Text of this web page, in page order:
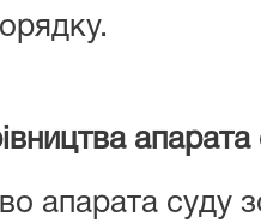
апарата
апарата суду